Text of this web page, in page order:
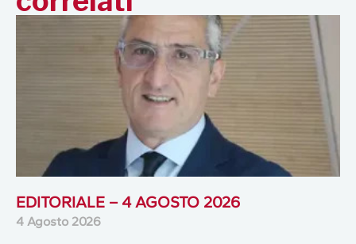
EDITORIALE – 4 AGOSTO 2026
4 Agosto 2026